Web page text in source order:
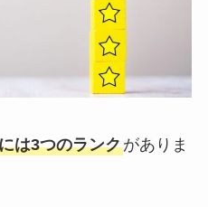
は3つのランクがありま